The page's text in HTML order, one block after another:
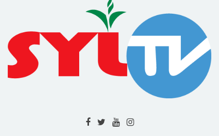
বঙ্গবন্ধুর নেতৃত্বে তত্ত্বাবধায়ক সরকার গঠনের
আহবান জানান মাওলানা ভাসানী
জয়দেবপুরে ইস্ট বেঙ্গল রেজিমেন্টকে নিরস্ত্র
করতে ব্যর্থ হয় পাকিস্তানি সেনারা
বঙ্গবন্ধু স্লোগান ধরলেন ‘বীর বাঙালি অস্ত্র ধরো,
বাংলাদেশ স্বাধীন করো’
দুঃখিনী বাংলায় আমার জন্মদিনই বা কি আর